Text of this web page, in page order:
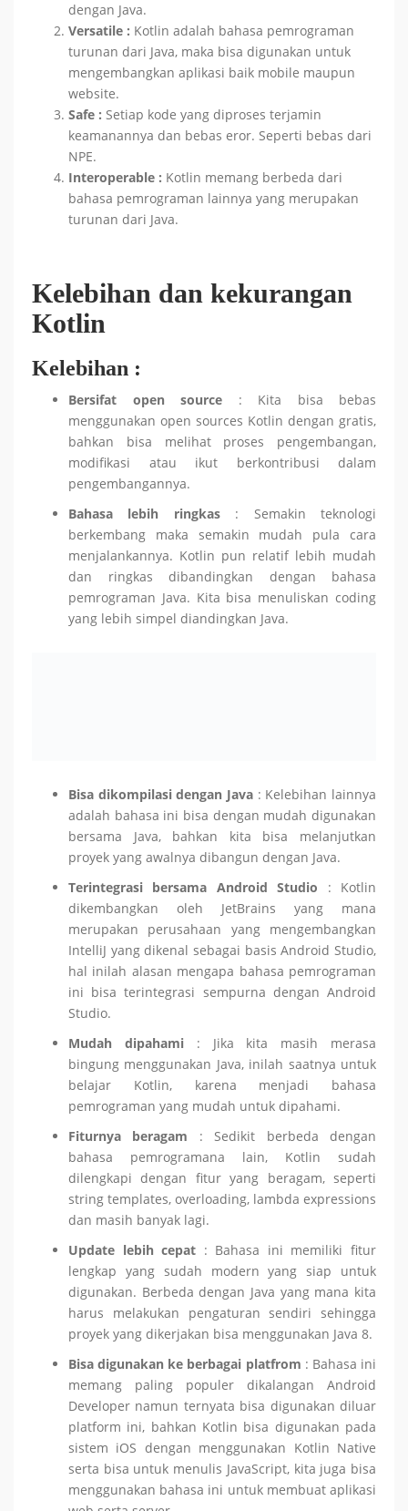
dengan Java.
Versatile : Kotlin adalah bahasa pemrograman
turunan dari Java, maka bisa digunakan untuk
mengembangkan aplikasi baik mobile maupun
website.
Safe : Setiap kode yang diproses terjamin
keamanannya dan bebas eror. Seperti bebas dari
NPE.
Interoperable : Kotlin memang berbeda dari
bahasa pemrograman lainnya yang merupakan
turunan dari Java.
Kelebihan dan kekurangan
Kotlin
Kelebihan :
Bersifat open source : Kita bisa bebas
menggunakan open sources Kotlin dengan gratis,
bahkan bisa melihat proses pengembangan,
modifikasi atau ikut berkontribusi dalam
pengembangannya.
Bahasa lebih ringkas : Semakin teknologi
berkembang maka semakin mudah pula cara
menjalankannya. Kotlin pun relatif lebih mudah
dan ringkas dibandingkan dengan bahasa
pemrograman Java. Kita bisa menuliskan coding
yang lebih simpel diandingkan Java.
Bisa dikompilasi dengan Java : Kelebihan lainnya
adalah bahasa ini bisa dengan mudah digunakan
bersama Java, bahkan kita bisa melanjutkan
proyek yang awalnya dibangun dengan Java.
Terintegrasi bersama Android Studio : Kotlin
dikembangkan oleh JetBrains yang mana
merupakan perusahaan yang mengembangkan
IntelliJ yang dikenal sebagai basis Android Studio,
hal inilah alasan mengapa bahasa pemrograman
ini bisa terintegrasi sempurna dengan Android
Studio.
Mudah dipahami : Jika kita masih merasa
bingung menggunakan Java, inilah saatnya untuk
belajar Kotlin, karena menjadi bahasa
pemrograman yang mudah untuk dipahami.
Fiturnya beragam : Sedikit berbeda dengan
bahasa pemrogramana lain, Kotlin sudah
dilengkapi dengan fitur yang beragam, seperti
string templates, overloading, lambda expressions
dan masih banyak lagi.
Update lebih cepat : Bahasa ini memiliki fitur
lengkap yang sudah modern yang siap untuk
digunakan. Berbeda dengan Java yang mana kita
harus melakukan pengaturan sendiri sehingga
proyek yang dikerjakan bisa menggunakan Java 8.
Bisa digunakan ke berbagai platfrom : Bahasa ini
memang paling populer dikalangan Android
Developer namun ternyata bisa digunakan diluar
platform ini, bahkan Kotlin bisa digunakan pada
sistem iOS dengan menggunakan Kotlin Native
serta bisa untuk menulis JavaScript, kita juga bisa
menggunakan bahasa ini untuk membuat aplikasi